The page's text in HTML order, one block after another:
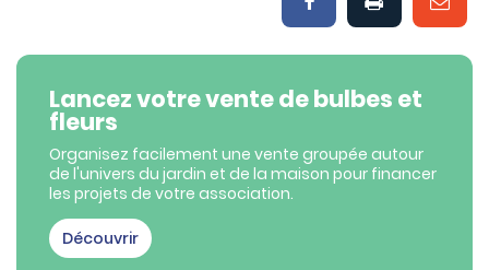
Lancez votre vente de bulbes et
fleurs
Organisez facilement une vente groupée autour
de l'univers du jardin et de la maison pour financer
les projets de votre association.
Découvrir